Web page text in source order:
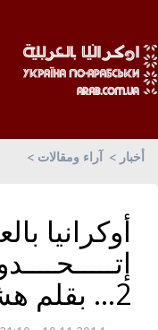
أخبار آراء ومقالات
أوكرانيا
2... بقلم هشام عبده